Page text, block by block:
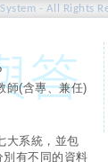
- All Rights
師(含專、兼任)
大系統，並包
有不同的資料